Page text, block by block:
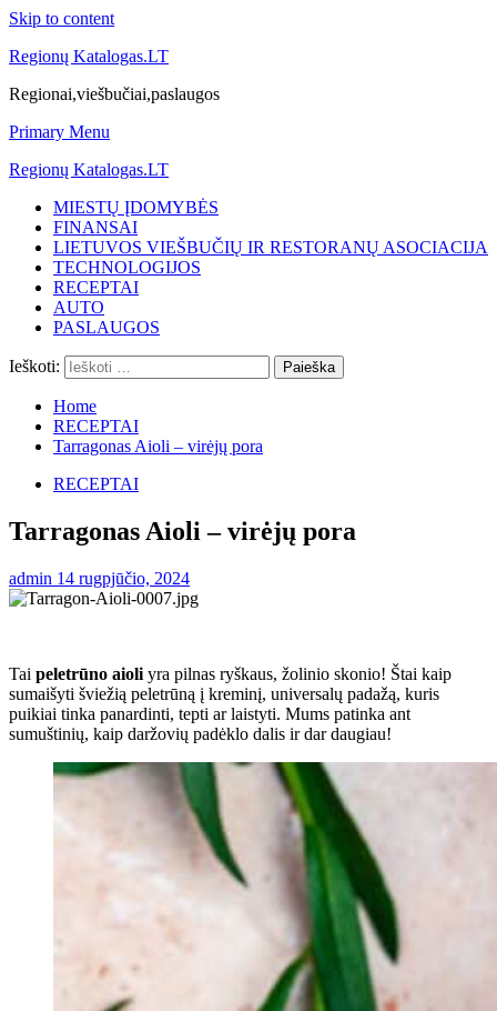
Skip to content
Regionų Katalogas.LT
Regionai,viešbučiai,paslaugos
Primary Menu
Regionų Katalogas.LT
MIESTŲ ĮDOMYBĖS
FINANSAI
LIETUVOS VIEŠBUČIŲ IR RESTORANŲ ASOCIACIJA
TECHNOLOGIJOS
RECEPTAI
AUTO
PASLAUGOS
Ieškoti:
Home
RECEPTAI
Tarragonas Aioli – virėjų pora
RECEPTAI
Tarragonas Aioli – virėjų pora
admin 14 rugpjūčio, 2024
Tai peletrūno aioli yra pilnas ryškaus, žolinio skonio! Štai kaip
sumaišyti šviežią peletrūną į kreminį, universalų padažą, kuris
puikiai tinka panardinti, tepti ar laistyti. Mums patinka ant
sumuštinių, kaip daržovių padėklo dalis ir dar daugiau!